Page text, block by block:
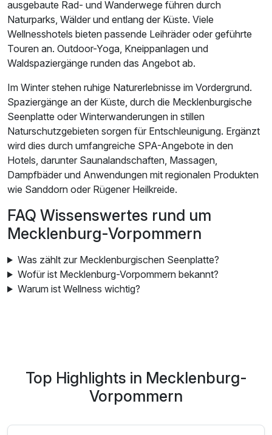
ausgebaute Rad- und Wanderwege führen durch
Naturparks, Wälder und entlang der Küste. Viele
Wellnesshotels bieten passende Leihräder oder geführte
Touren an. Outdoor-Yoga, Kneippanlagen und
Waldspaziergänge runden das Angebot ab.
Im Winter stehen ruhige Naturerlebnisse im Vordergrund.
Spaziergänge an der Küste, durch die Mecklenburgische
Seenplatte oder Winterwanderungen in stillen
Naturschutzgebieten sorgen für Entschleunigung. Ergänzt
wird dies durch umfangreiche SPA-Angebote in den
Hotels, darunter Saunalandschaften, Massagen,
Dampfbäder und Anwendungen mit regionalen Produkten
wie Sanddorn oder Rügener Heilkreide.
FAQ Wissenswertes rund um
Mecklenburg-Vorpommern
Was zählt zur Mecklenburgischen Seenplatte?
Wofür ist Mecklenburg-Vorpommern bekannt?
Warum ist Wellness wichtig?
Top Highlights in Mecklenburg-
Vorpommern